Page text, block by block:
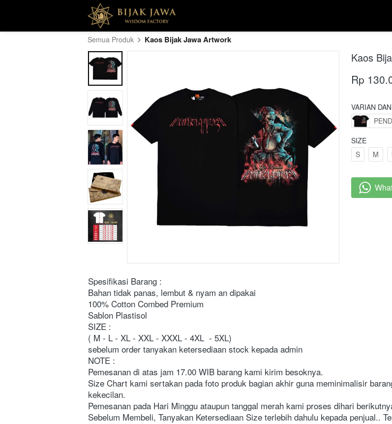
Semua Produk Kaos Bijak Jawa Artwork
Kaos
Rp
VARIAN
SIZE
S
M
`
Spesifikasi Barang :
Bahan tidak panas, lembut & nyam an dipakai
100% Cotton Combed Premium
Sablon Plastisol
SIZE :
( M - L - XL - XXL - XXXL - 4XL  - 5XL)
sebelum order tanyakan ketersediaan stock kepada admin
NOTE :
Pemesanan di atas jam 17.00 WIB barang kami kirim besoknya.
Size Chart kami sertakan pada foto produk bagian akhir guna meminimalisir
kekecilan.
Pemesanan pada Hari Minggu ataupun tanggal merah kami proses dihari
Sebelum Membeli, Tanyakan Ketersediaan Size terlebih dahulu kepada penjual..